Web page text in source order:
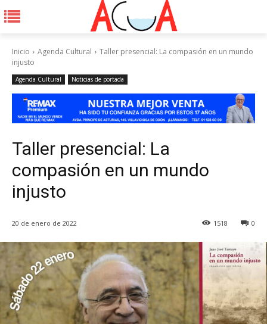
Inicio Agenda Cultural
Taller presencial: La compasión en un mundo
injusto
Agenda Cultural Noticias de portada
Taller presencial: La
compasión en un mundo
injusto
20 de enero de 2022 0
1518